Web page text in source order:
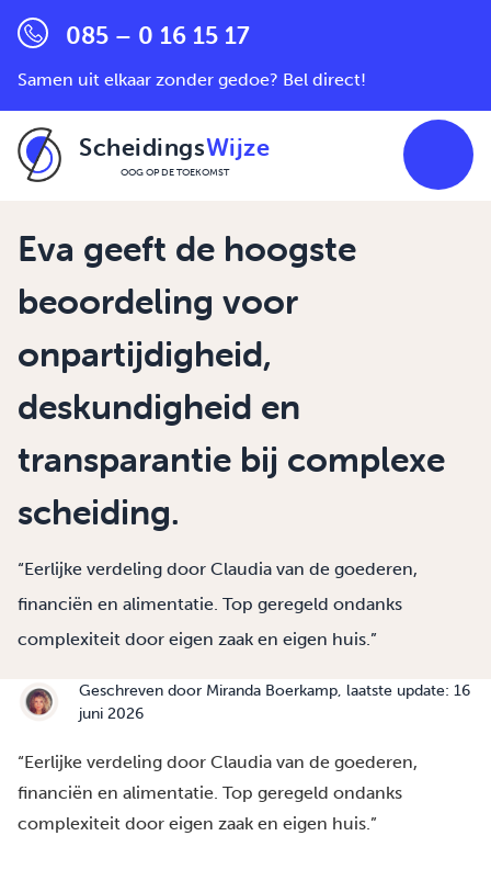
085 – 0 16 15 17
Samen uit elkaar zonder gedoe? Bel direct!
ScheidingsWijze
OOG OP DE TOEKOMST
Eva geeft de hoogste
beoordeling voor
onpartijdigheid,
deskundigheid en
transparantie bij complexe
scheiding.
“Eerlijke verdeling door Claudia van de goederen,
financiën en alimentatie. Top geregeld ondanks
complexiteit door eigen zaak en eigen huis.”
Geschreven door Miranda Boerkamp, laatste update: 16
juni 2026
“Eerlijke verdeling door Claudia van de goederen,
financiën en alimentatie. Top geregeld ondanks
complexiteit door eigen zaak en eigen huis.”